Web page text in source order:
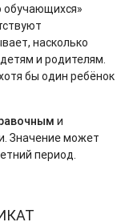
обучающихся»
насколько
и родителям.
бы один ребёнок
и
Значение может
период.